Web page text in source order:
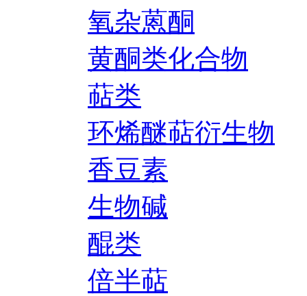
氧杂蒽酮
黄酮类化合物
萜类
环烯醚萜衍生物
香豆素
生物碱
醌类
倍半萜